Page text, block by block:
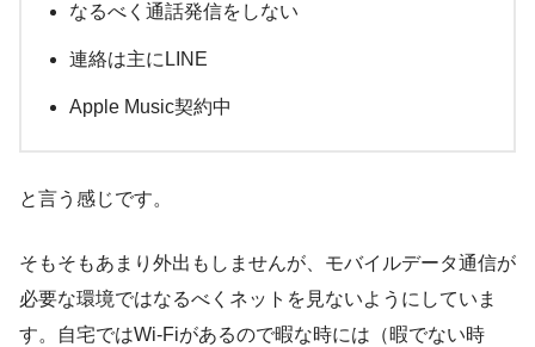
なるべく通話発信をしない
連絡は主にLINE
Apple Music契約中
と言う感じです。
そもそもあまり外出もしませんが、モバイルデータ通信が
必要な環境ではなるべくネットを見ないようにしていま
す。自宅ではWi-Fiがあるので暇な時には（暇でない時